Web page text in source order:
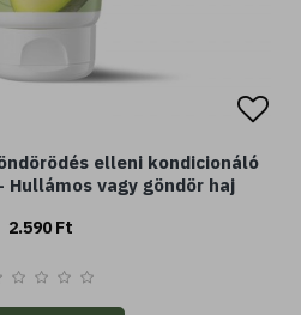
elleni kondicionáló
Hullámos vagy göndör haj
2.590 Ft